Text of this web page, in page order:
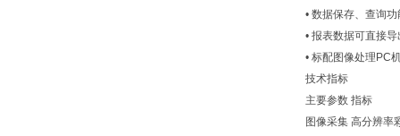
• 数据保存、查询功
• 报表数据可直接
• 标配图像处理PC
技术指标
主要参数 指标
图像采集 高分辨率